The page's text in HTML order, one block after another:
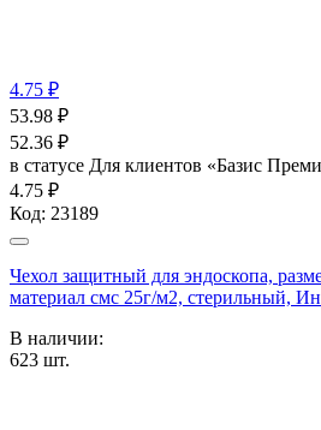
4.75 ₽
53.98 ₽
52.36 ₽
в статусе Для клиентов «Базис
4.75 ₽
Код: 23189
Чехол защитный для эндоскопа,
материал смс 25г/м2, стерильный,
В наличии:
623 шт.